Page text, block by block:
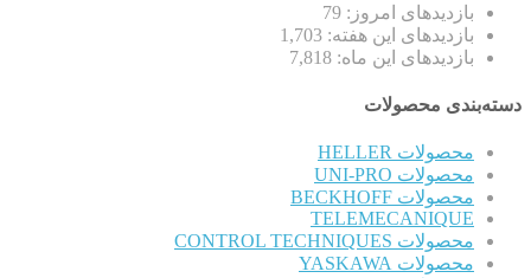
بازدیدهای امروز: 79
بازدیدهای این هفته: 1,703
بازدیدهای این ماه: 7,818
دسته‌بندی محصولات
محصولات HELLER
محصولات UNI-PRO
محصولات BECKHOFF
TELEMECANIQUE
محصولات CONTROL TECHNIQUES
محصولات YASKAWA